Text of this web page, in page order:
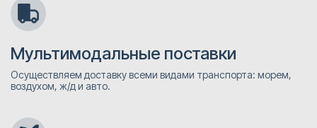
Мультимодальные поставки
Осуществляем доставку всеми видами транспорта: морем,
воздухом, ж/д и авто.